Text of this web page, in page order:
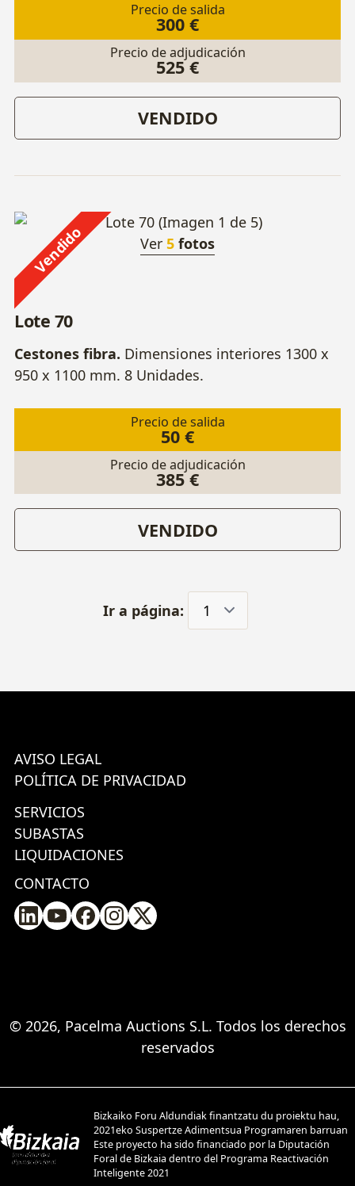
Precio de salida
300 €
Precio de adjudicación
525 €
VENDIDO
Vendido Ver 5 fotos
Lote 70
Cestones fibra. Dimensiones interiores 1300 x
950 x 1100 mm. 8 Unidades.
Precio de salida
50 €
Precio de adjudicación
385 €
VENDIDO
Ir a página:
AVISO LEGAL
POLÍTICA DE PRIVACIDAD
SERVICIOS
SUBASTAS
LIQUIDACIONES
CONTACTO
© 2026, Pacelma Auctions S.L. Todos los derechos
reservados
Bizkaiko Foru Aldundiak finantzatu du proiektu hau,
2021eko Suspertze Adimentsua Programaren barruan
Este proyecto ha sido financiado por la Diputación
Foral de Bizkaia dentro del Programa Reactivación
Inteligente 2021